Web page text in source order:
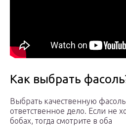
Как выбрать
Выбрать качественную
ответственное дело. Если не
бобах, тогда смотрите в оба